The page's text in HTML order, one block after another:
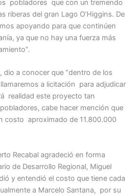
pobladores que con un tremendo
riberas del gran Lago O’Higgins. De
apoyando para que continúen
ya que no hay una fuerza más
dio a conocer que “dentro de los
a licitación para adjudicar
realidad este proyecto tan
cabe hacer mención que
costo aproximado de 11.800.000
Recabal agradeció en forma
de Desarrollo Regional, Miguel
y entendió el costo que tiene cada
a Marcelo Santana, por su